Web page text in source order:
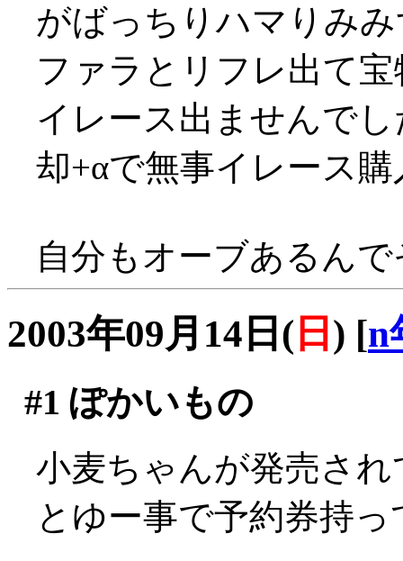
がばっちりハマりみ
ファラとリフレ出て
イレース出ませんで
却+αで無事イレース
自分もオーブあるん
2003年09月14日( 日 ) [n
#1 ぽかいもの
小麦ちゃんが発売され
とゆー事で予約券持